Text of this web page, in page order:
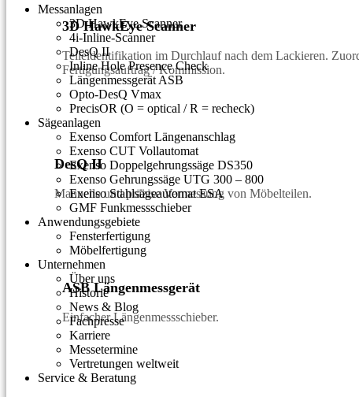
3D HawkEye Scanner
Teileidentifikation im Durchlauf nach dem Lackieren.
Fertigungsauftrag / Kommission.
DesQ II
Manuelle und präzise Vermessung von Möbelteilen.
ASB Längenmessgerät
Einfacher Längenmessschieber.
Messanlagen
3D HawkEye Scanner
4i-Inline-Scanner
DesQ II
Inline Hole Presence Check
Längenmessgerät ASB
Opto-DesQ Vmax
PrecisOR (O = optical / R = recheck)
Sägeanlagen
Exenso Comfort Längenanschlag
Exenso CUT Vollautomat
Exenso Doppelgehrungssäge DS350
Exenso Gehrungssäge UTG 300 – 800
Exenso Stahlsägeautomat ESA
GMF Funkmessschieber
Anwendungsgebiete
Fensterfertigung
Möbelfertigung
Unternehmen
Über uns
Historie
News & Blog
Fachpresse
Karriere
Messetermine
Vertretungen weltweit
Service & Beratung